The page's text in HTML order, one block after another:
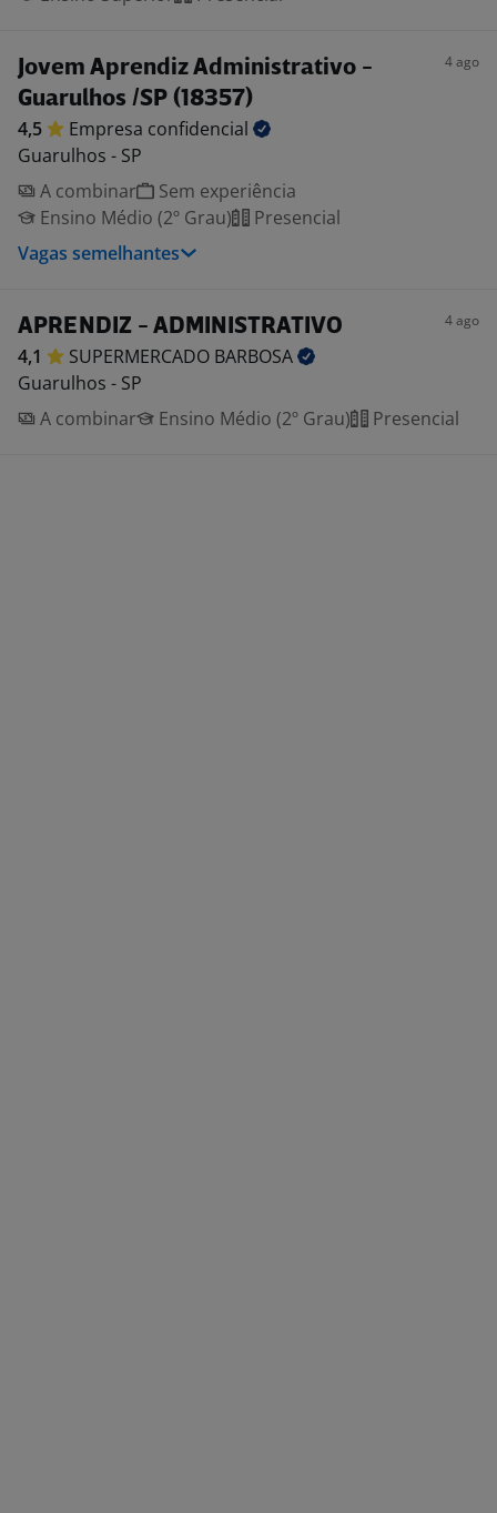
Jovem Aprendiz Administrativo -
Guarulhos /SP (18357)
4 ago
4,5 Empresa confidencial
Guarulhos - SP
A combinar
Sem experiência
Ensino Médio (2º Grau)
Presencial
Vagas semelhantes
APRENDIZ - ADMINISTRATIVO 4 ago
4,1 SUPERMERCADO BARBOSA
Guarulhos - SP
A combinar
Ensino Médio (2º Grau) Presencial